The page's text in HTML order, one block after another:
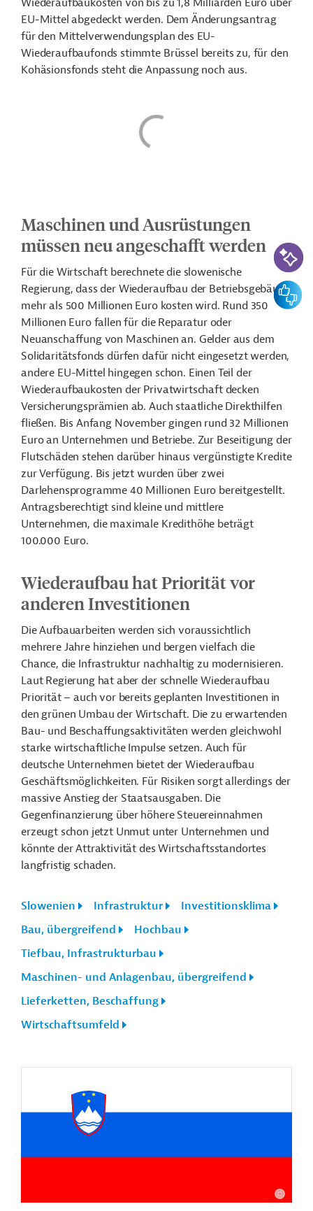
Wiederaufbaukosten von bis zu 1,8 Milliarden Euro über
EU-Mittel abgedeckt werden. Dem Änderungsantrag
für den Mittelverwendungsplan des EU-
Wiederaufbaufonds stimmte Brüssel bereits zu, für den
Kohäsionsfonds steht die Anpassung noch aus.
Maschinen und Ausrüstungen
müssen neu angeschafft werden
Für die Wirtschaft berechnete die slowenische
Regierung, dass der Wiederaufbau der Betriebsgebäude
mehr als 500 Millionen Euro kosten wird. Rund 350
Millionen Euro fallen für die Reparatur oder
Neuanschaffung von Maschinen an. Gelder aus dem
Solidaritätsfonds dürfen dafür nicht eingesetzt werden,
andere EU-Mittel hingegen schon. Einen Teil der
Wiederaufbaukosten der Privatwirtschaft decken
Versicherungsprämien ab. Auch staatliche Direkthilfen
fließen. Bis Anfang November gingen rund 32 Millionen
Euro an Unternehmen und Betriebe. Zur Beseitigung der
Flutschäden stehen darüber hinaus vergünstigte Kredite
zur Verfügung. Bis jetzt wurden über zwei
Darlehensprogramme 40 Millionen Euro bereitgestellt.
Antragsberechtigt sind kleine und mittlere
Unternehmen, die maximale Kredithöhe beträgt
100.000 Euro.
Wiederaufbau hat Priorität vor
anderen Investitionen
Die Aufbauarbeiten werden sich voraussichtlich
mehrere Jahre hinziehen und bergen vielfach die
Chance, die Infrastruktur nachhaltig zu modernisieren.
Laut Regierung hat aber der schnelle Wiederaufbau
Priorität – auch vor bereits geplanten Investitionen in
den grünen Umbau der Wirtschaft. Die zu erwartenden
Bau- und Beschaffungsaktivitäten werden gleichwohl
starke wirtschaftliche Impulse setzen. Auch für
deutsche Unternehmen bietet der Wiederaufbau
Geschäftsmöglichkeiten. Für Risiken sorgt allerdings der
massive Anstieg der Staatsausgaben. Die
Gegenfinanzierung über höhere Steuereinnahmen
erzeugt schon jetzt Unmut unter Unternehmen und
könnte der Attraktivität des Wirtschaftsstandortes
langfristig schaden.
Slowenien Infrastruktur
Investitionsklima
Bau, übergreifend
Hochbau
Tiefbau, Infrastrukturbau
Maschinen- und Anlagenbau, übergreifend
Lieferketten, Beschaffung
Wirtschaftsumfeld
KI-